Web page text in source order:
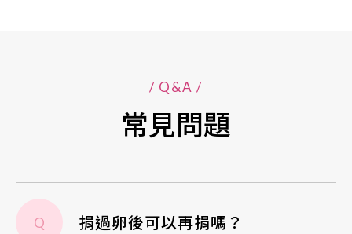
/ Q&A /
常見問題
Q 捐過卵後可以再捐嗎？